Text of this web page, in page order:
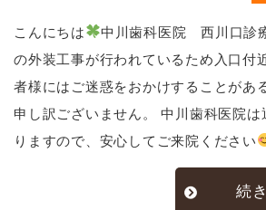
こんにちは
中川歯科医院 西川口診
の外装工事が行われているため入口付
者様にはご迷惑をおかけすることがあ
申し訳ございません。 中川歯科医院
りますので、安心してご来院ください
続